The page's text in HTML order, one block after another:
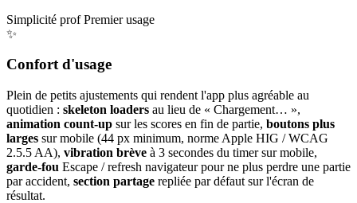
Simplicité prof Premier usage
✨
Confort d'usage
Plein de petits ajustements qui rendent l'app plus agréable au
quotidien : skeleton loaders au lieu de « Chargement… »,
animation count-up sur les scores en fin de partie, boutons plus
larges sur mobile (44 px minimum, norme Apple HIG / WCAG
2.5.5 AA), vibration brève à 3 secondes du timer sur mobile,
garde-fou Escape / refresh navigateur pour ne plus perdre une partie
par accident, section partage repliée par défaut sur l'écran de
résultat.